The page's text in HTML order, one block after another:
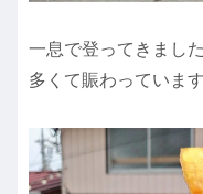
一息で登ってきまし
多くて賑わっています